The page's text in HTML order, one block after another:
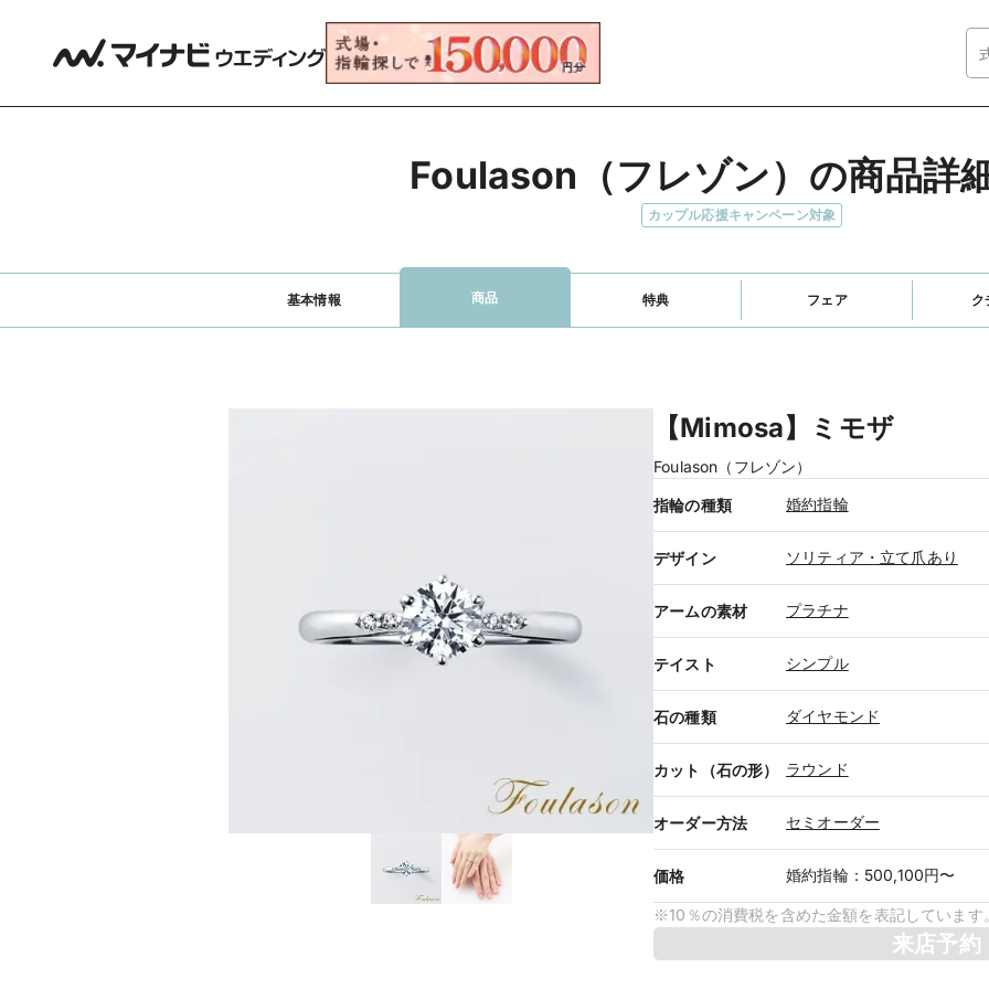
Foulason（フレゾン）の商品詳
カップル応援キャンペーン対象
基本情報 商品 特典 フェア ク
【Mimosa】ミモザ
Foulason（フレゾン）
指輪の種類 婚約指輪
デザイン ソリティア・立て爪あり
アームの素材 プラチナ
テイスト シンプル
石の種類 ダイヤモンド
カット（石の形） ラウンド
オーダー方法 セミオーダー
価格 婚約指輪 ： 500,100円〜
※10％の消費税を含めた金額を表記しています
来店予約